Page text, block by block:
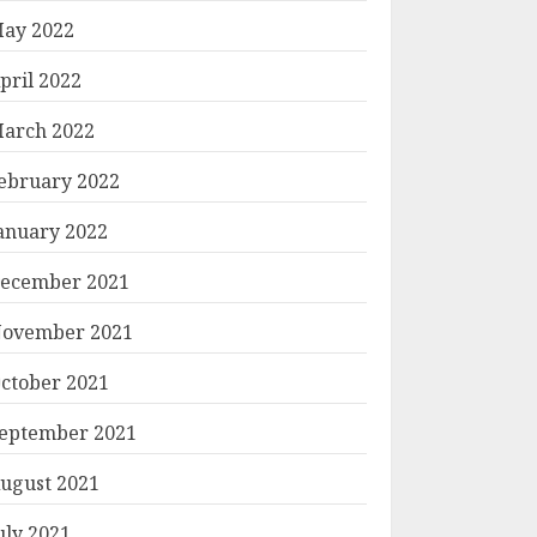
2022
2022
2022
2022
2022
2021
2021
2021
2021
2021